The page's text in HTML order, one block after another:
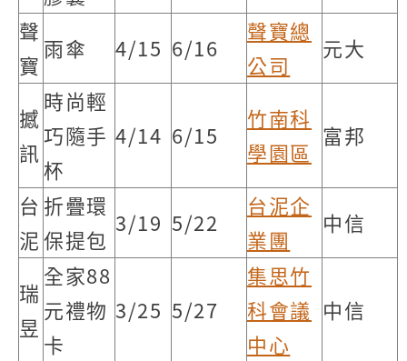
聲
寶
雨傘 4/15 6/16
聲寶總
公司
元大
撼
訊
時尚輕
巧隨手
杯
4/14 6/15
竹南科
學園區
富邦
台
泥
折疊環
保提包
3/19 5/22
台泥企
業團
中信
瑞
昱
全家88
元禮物
卡
3/25 5/27
集思竹
科會議
中心
中信